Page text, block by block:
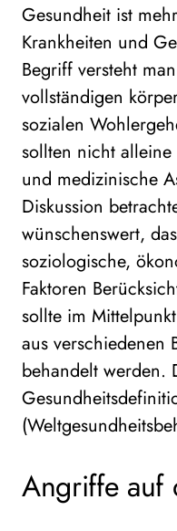
Gesundheit ist
Krankheiten und
Begriff versteht
vollständigen
sozialen
sollten nicht
und medizinische
Diskussion
wünschenswert,
soziologische,
Faktoren
sollte im
aus verschiedenen
behandelt werden.
Angriffe auf